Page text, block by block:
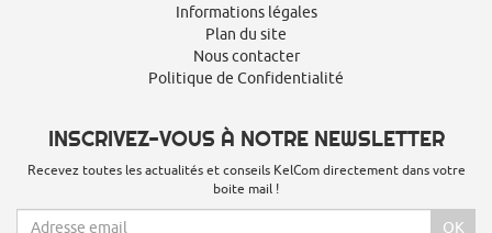
Informations légales
Plan du site
Nous contacter
Politique de Confidentialité
INSCRIVEZ-VOUS À NOTRE NEWSLETTER
Recevez toutes les actualités et conseils KelCom directement dans votre
boite mail !
OK